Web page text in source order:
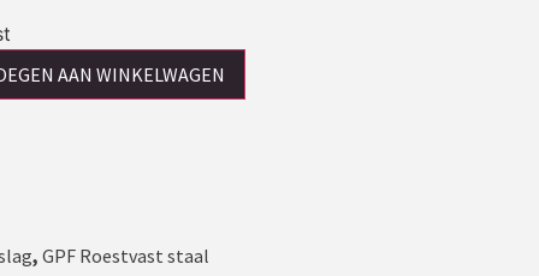
AAN WINKELWAGEN
, GPF Roestvast staal